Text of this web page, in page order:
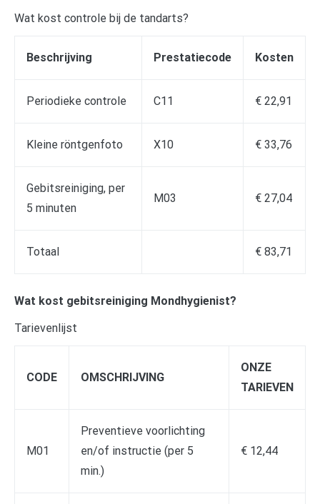
Wat kost controle bij de tandarts?
Beschrijving Prestatiecode Kosten
Periodieke controle C11 € 22,91
Kleine röntgenfoto X10 € 33,76
Gebitsreiniging, per
5 minuten
M03 € 27,04
Totaal € 83,71
Wat kost gebitsreiniging Mondhygienist?
Tarievenlijst
CODE OMSCHRIJVING
ONZE
TARIEVEN
M01
Preventieve voorlichting
en/of instructie (per 5
min.)
€ 12,44